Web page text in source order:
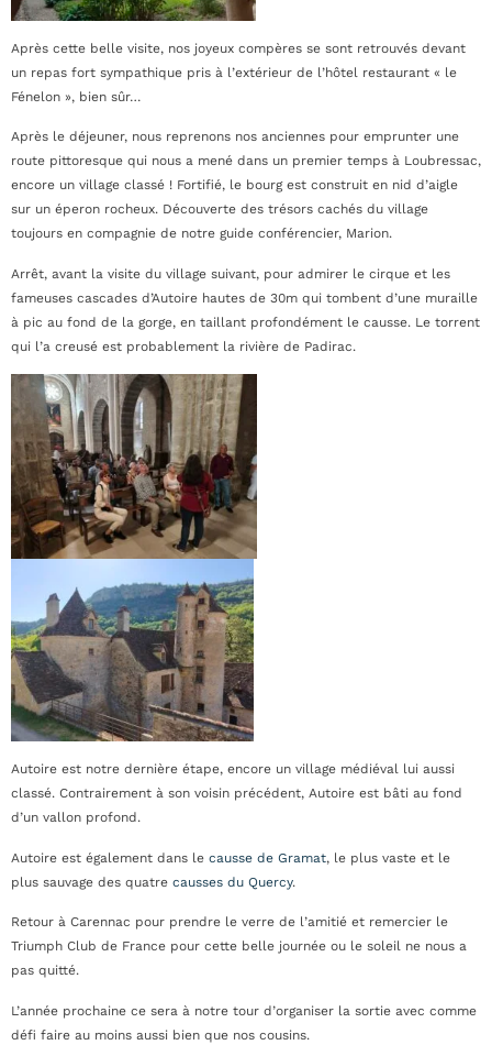
Après cette belle visite, nos joyeux compères se sont retrouvés devant
un repas fort sympathique pris à l’extérieur de l’hôtel restaurant « le
Fénelon », bien sûr…
Après le déjeuner, nous reprenons nos anciennes pour emprunter une
route pittoresque qui nous a mené dans un premier temps à Loubressac,
encore un village classé ! Fortifié, le bourg est construit en nid d’aigle
sur un éperon rocheux. Découverte des trésors cachés du village
toujours en compagnie de notre guide conférencier, Marion.
Arrêt, avant la visite du village suivant, pour admirer le cirque et les
fameuses cascades d’Autoire hautes de 30m qui tombent d’une muraille
à pic au fond de la gorge, en taillant profondément le causse. Le torrent
qui l’a creusé est probablement la rivière de Padirac.
Autoire est notre dernière étape, encore un village médiéval lui aussi
classé. Contrairement à son voisin précédent, Autoire est bâti au fond
d’un vallon profond.
Autoire est également dans le causse de Gramat, le plus vaste et le
plus sauvage des quatre causses du Quercy.
Retour à Carennac pour prendre le verre de l’amitié et remercier le
Triumph Club de France pour cette belle journée ou le soleil ne nous a
pas quitté.
L’année prochaine ce sera à notre tour d’organiser la sortie avec comme
défi faire au moins aussi bien que nos cousins.